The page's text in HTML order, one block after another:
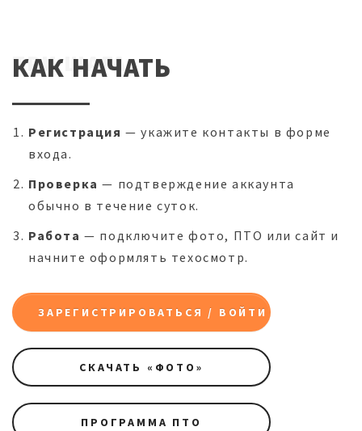
КАК НАЧАТЬ
ТРИ ШАГА
Регистрация — укажите контакты в форме
входа.
Проверка — подтверждение аккаунта
обычно в течение суток.
Работа — подключите фото, ПТО или сайт и
начните оформлять техосмотр.
ЗАРЕГИСТРИРОВАТЬСЯ / ВОЙТИ
СКАЧАТЬ «ФОТО»
ПРОГРАММА ПТО